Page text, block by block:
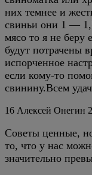
них темнее и
свиньи они 1 —
мясо то я не беру
будут потрачены
испорченное
если кому-то
свинину.Всем
16 Алексей Онегин
Советы ценные,
то, что у нас
значительно